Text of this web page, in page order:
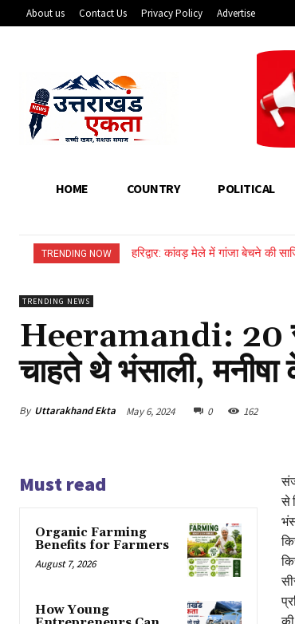
About us Contact Us Privacy Policy Advertise
HOME COUNTRY POLITICAL
TRENDING NOW हरिद्वार: कांवड़ मेले में गांजा बेचने की
पौड़ी: ऐराड़ी गांव में 112 नाली भूमि
TRENDING NEWS
Heeramandi: 20
चाहते थे भंसाली,
By Uttarakhand Ekta May 6, 2024 0 162
Must read
Organic Farming
Benefits for Farmers
August 7, 2026
How Young
से